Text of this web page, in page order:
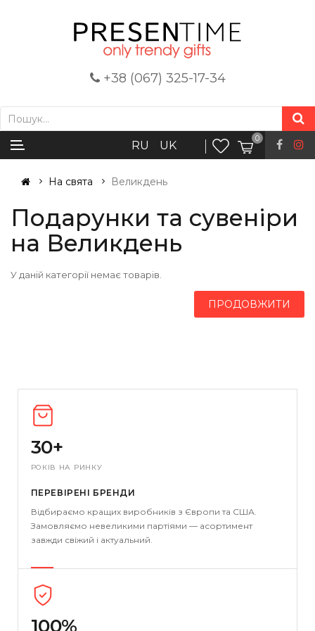
+38 (067) 325-17-34
RU UK
0
На свята Великдень
Подарунки та сувеніри
на Великдень
У даній категорії немає товарів.
ПРОДОВЖИТИ
30+
РОКІВ НА РИНКУ
ПЕРЕВІРЕНІ БРЕНДИ
Відбираємо кращих виробників з Європи та США.
Замовляємо невеликими партіями — асортимент
завжди свіжий і актуальний.
100%